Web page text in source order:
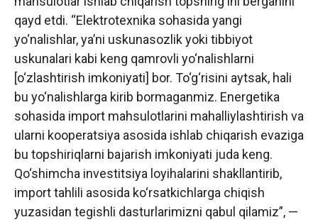
qayd etdi. “Elektrotexnika sohasida yangi
yo‘nalishlar, ya’ni uskunasozlik yoki tibbiyot
uskunalari kabi keng qamrovli yo‘nalishlarni
[o‘zlashtirish imkoniyati] bor. To‘g‘risini aytsak, hali
bu yo‘nalishlarga kirib bormaganmiz. Energetika
sohasida import mahsulotlarini mahalliylashtirish va
ularni kooperatsiya asosida ishlab chiqarish evaziga
bu topshiriqlarni bajarish imkoniyati juda keng.
Qo‘shimcha investitsiya loyihalarini shakllantirib,
import tahlili asosida ko‘rsatkichlarga chiqish
yuzasidan tegishli dasturlarimizni qabul qilamiz”, —